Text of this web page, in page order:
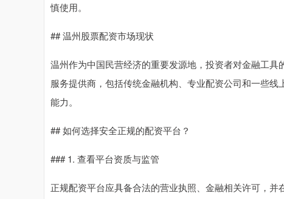
慎使用。
## 温州股票配资市场现状
温州作为中国民营经济的重要发源地，投资者对金融工
服务提供商，包括传统金融机构、专业配资公司和一些
能力。
## 如何选择安全正规的配资平台？
### 1. 查看平台资质与监管
正规配资平台应具备合法的营业执照、金融相关许可，